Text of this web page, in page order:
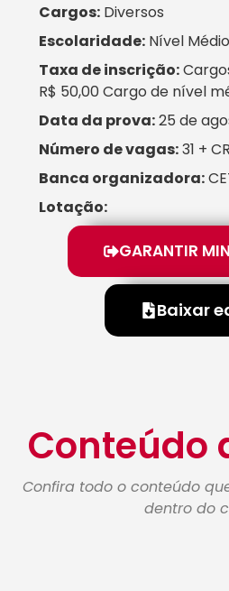
Cargos:Diversos
Escolaridade:Nível
Taxa de inscrição:
R$ 50,00 Cargo de nível
Data da prova:25 de
Número de vagas:31 + CR
Banca organizadora:
Lotação:
GARANTIR
Baixar
Conteúdo
Confira todo o conteúdo
dentro do